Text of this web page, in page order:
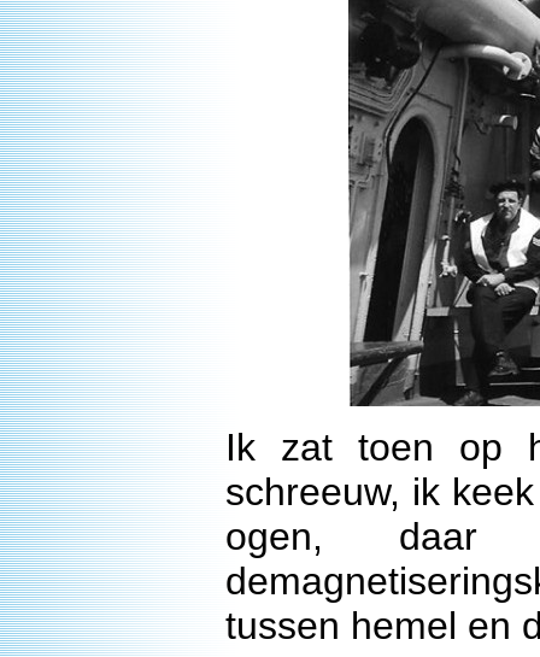
Ik zat toen op
schreeuw, ik
ogen,
tussen hemel en